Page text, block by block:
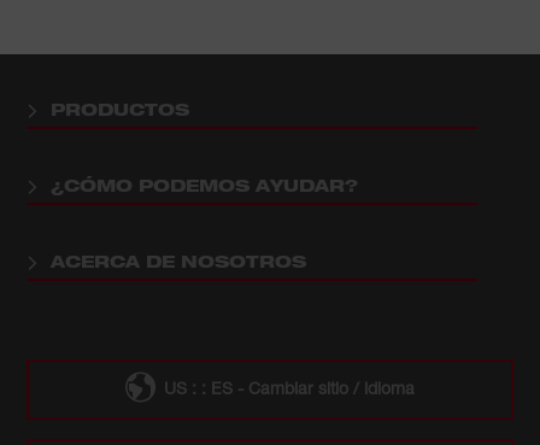
PRODUCTOS
¿CÓMO PODEMOS AYUDAR?
ACERCA DE NOSOTROS
US : : ES - Cambiar sitio / idioma